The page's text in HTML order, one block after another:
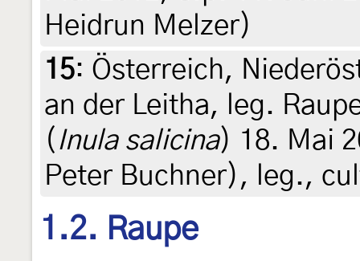
Heidrun Melzer)
15: Österreich,
an der Leitha, leg.
( Inula salicina) 18. Mai
Peter Buchner), leg.,
1.2. Raupe